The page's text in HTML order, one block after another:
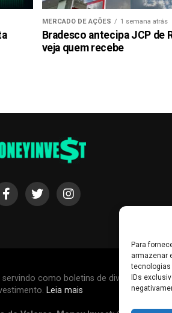
Para
armazenar
tecnologias
IDs
MERCADO DE AÇÕES 1 semana atrás
Bradesco antecipa JCP de
veja quem recebe
como boletins de divulgação, e
Leia mais